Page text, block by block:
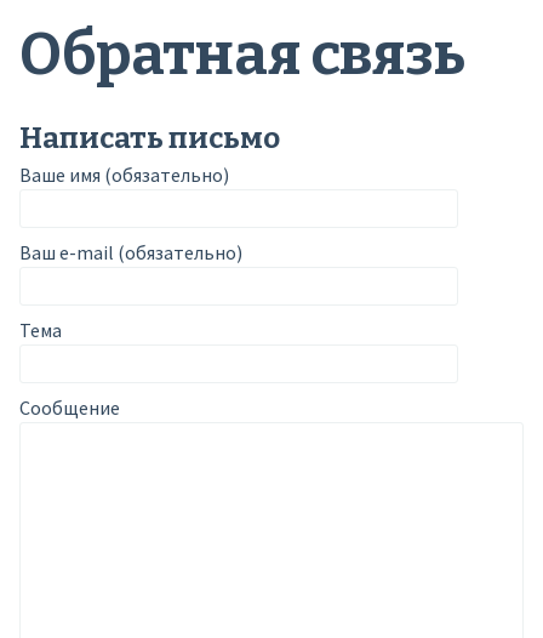
Обратная связь
Написать письмо
Ваше имя (обязательно)
Ваш e-mail (обязательно)
Тема
Сообщение